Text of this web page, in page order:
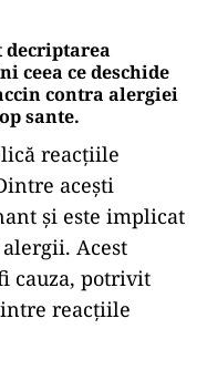
decriptarea
ceea ce deschide
contra alergiei
sante.
reacțiile
acești
și este implicat
Acest
cauza, potrivit
reacțiile